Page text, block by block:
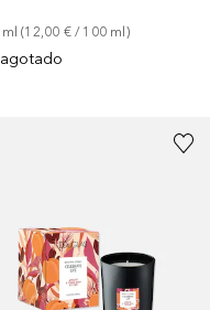
ml (12,00 € / 100 ml)
agotado